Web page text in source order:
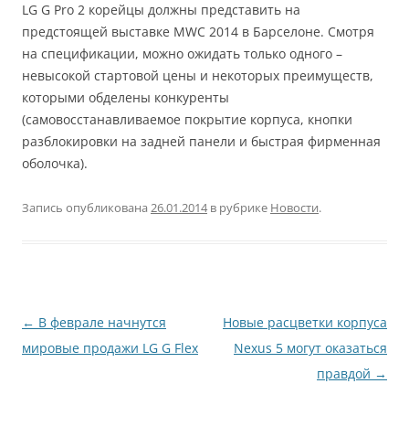
LG G Pro 2 корейцы должны представить на
предстоящей выставке MWC 2014 в Барселоне. Смотря
на спецификации, можно ожидать только одного –
невысокой стартовой цены и некоторых преимуществ,
которыми обделены конкуренты
(самовосстанавливаемое покрытие корпуса, кнопки
разблокировки на задней панели и быстрая фирменная
оболочка).
Запись опубликована 26.01.2014в рубрике Новости.
Навигация
по
← В феврале начнутся
мировые продажи LG G Flex
Новые расцветки корпуса
Nexus 5 могут оказаться
правдой →